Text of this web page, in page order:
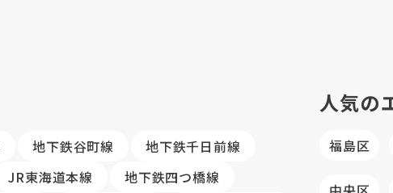
地下鉄谷町線
地下鉄千日前線
JR東海道本線 地下鉄四つ橋線
人気の
福島区